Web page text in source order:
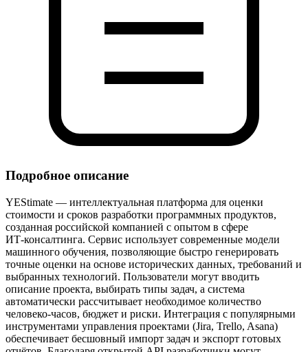
Подробное описание
YEStimate — интеллектуальная платформа для оценки
стоимости и сроков разработки программных продуктов,
созданная российской компанией с опытом в сфере
ИТ‑консалтинга. Сервис использует современные модели
машинного обучения, позволяющие быстро генерировать
точные оценки на основе исторических данных, требований и
выбранных технологий. Пользователи могут вводить
описание проекта, выбирать типы задач, а система
автоматически рассчитывает необходимое количество
человеко‑часов, бюджет и риски. Интеграция с популярными
инструментами управления проектами (Jira, Trello, Asana)
обеспечивает бесшовный импорт задач и экспорт готовых